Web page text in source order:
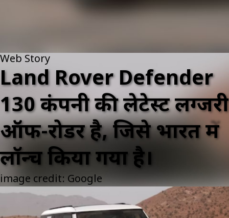
Web Story
Land Rover Defender
130 कंपनी की लेटेस्ट लग्जरी
ऑफ-रोडर है, जिसे भारत में
लॉन्च किया गया है।
image credit: Google